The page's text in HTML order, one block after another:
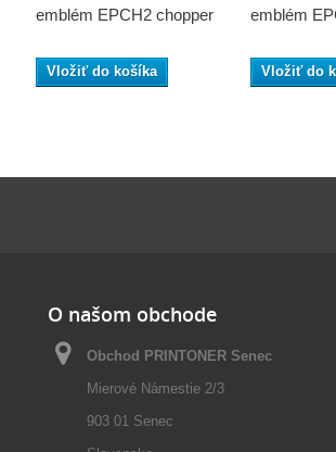
emblém EPCH2 chopper
Vložiť do košíka
emblém
Vložiť do
O našom obchode
Obchod PRINTONER Senec
Mierové Námestie 2/3
903 01 Senec